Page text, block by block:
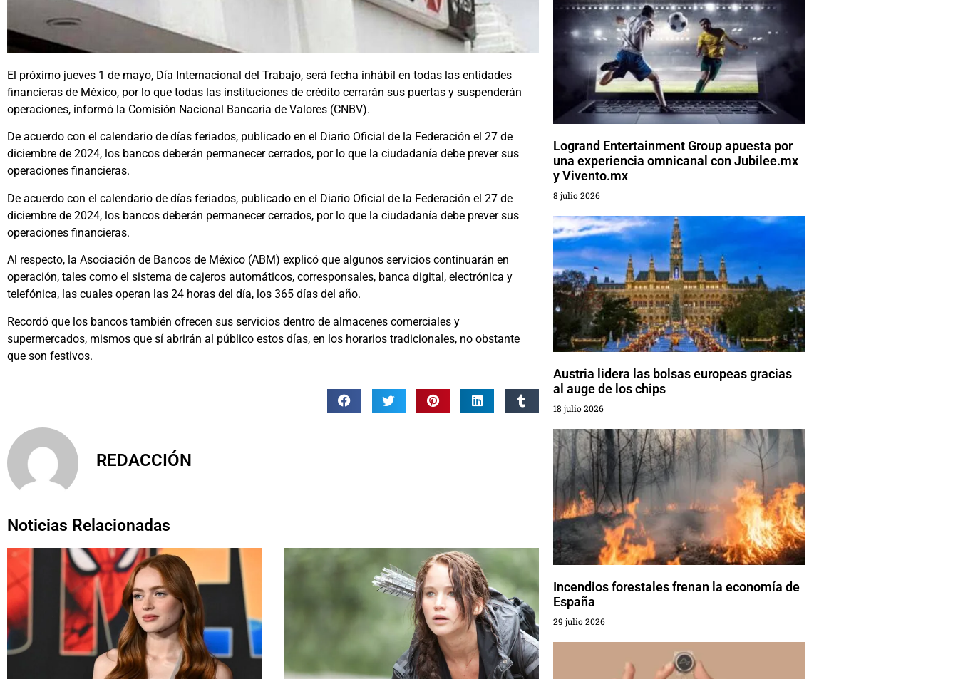
El próximo jueves 1 de mayo, Día Internacional del Trabajo, será fecha inhábil en todas las entidades
financieras de México, por lo que todas las instituciones de crédito cerrarán sus puertas y suspenderán
operaciones, informó la Comisión Nacional Bancaria de Valores (CNBV).
De acuerdo con el calendario de días feriados, publicado en el Diario Oficial de la Federación el 27 de
diciembre de 2024, los bancos deberán permanecer cerrados, por lo que la ciudadanía debe prever sus
operaciones financieras.
De acuerdo con el calendario de días feriados, publicado en el Diario Oficial de la Federación el 27 de
diciembre de 2024, los bancos deberán permanecer cerrados, por lo que la ciudadanía debe prever sus
operaciones financieras.
Al respecto, la Asociación de Bancos de México (ABM) explicó que algunos servicios continuarán en
operación, tales como el sistema de cajeros automáticos, corresponsales, banca digital, electrónica y
telefónica, las cuales operan las 24 horas del día, los 365 días del año.
Recordó que los bancos también ofrecen sus servicios dentro de almacenes comerciales y
supermercados, mismos que sí abrirán al público estos días, en los horarios tradicionales, no obstante
que son festivos.
REDACCIÓN
Noticias Relacionadas
Logrand Entertainment Group apuesta por
una experiencia omnicanal con Jubilee.mx
y Vivento.mx
8 julio 2026
Austria lidera las bolsas europeas gracias
al auge de los chips
18 julio 2026
Incendios forestales frenan la economía de
España
29 julio 2026